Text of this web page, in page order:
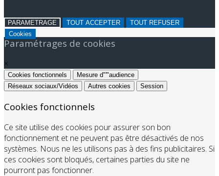
PARAMETRAGE TOUT ACCEPTER
TOUT REFUSER
Cookies
Paramétrages de cookies
×
Cookies fonctionnels
Mesure d"'"audience
Réseaux sociaux/Vidéos
Autres cookies Session
Cookies fonctionnels
Ce site utilise des cookies pour assurer son bon
fonctionnement et ne peuvent pas être désactivés de nos
systèmes. Nous ne les utilisons pas à des fins publicitaires. Si
ces cookies sont bloqués, certaines parties du site ne
pourront pas fonctionner.